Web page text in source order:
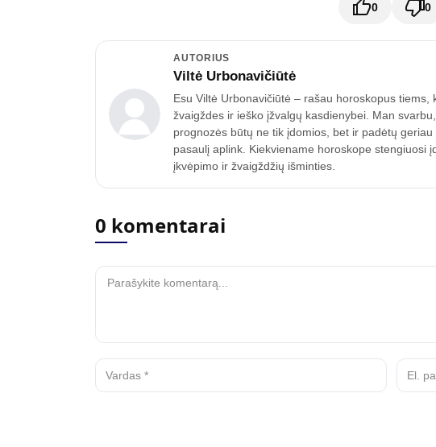
0 0
AUTORIUS
Viltė Urbonavičiūtė
Esu Viltė Urbonavičiūtė – rašau horoskopus tiems,
žvaigždes ir ieško įžvalgų kasdienybei. Man
prognozės būtų ne tik įdomios, bet ir padėtų
pasaulį aplink. Kiekviename horoskope stengiuosi
įkvėpimo ir žvaigždžių išminties.
0 komentarai